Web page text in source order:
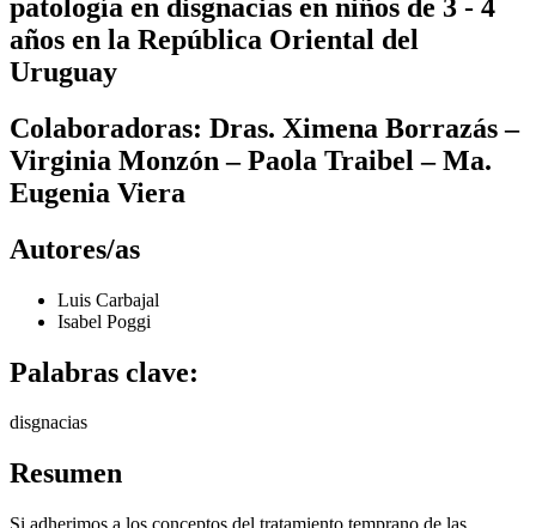
patología en disgnacias en niños de 3 - 4
años en la República Oriental del
Uruguay
Colaboradoras: Dras. Ximena Borrazás –
Virginia Monzón – Paola Traibel – Ma.
Eugenia Viera
Autores/as
Luis Carbajal
Isabel Poggi
Palabras clave:
disgnacias
Resumen